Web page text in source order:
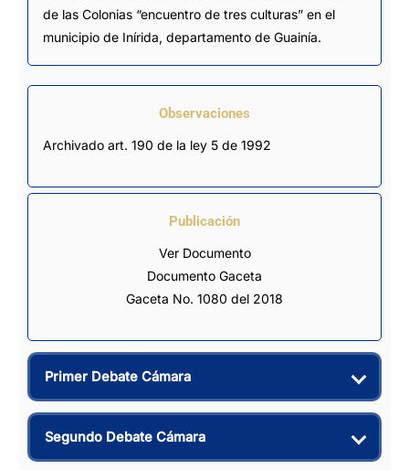
de las Colonias “encuentro de tres culturas” en el
municipio de Inírida, departamento de Guainía.
Observaciones
Archivado art. 190 de la ley 5 de 1992
Publicación
Ver Documento
Documento Gaceta
Gaceta No. 1080 del 2018
Primer Debate Cámara
Segundo Debate Cámara